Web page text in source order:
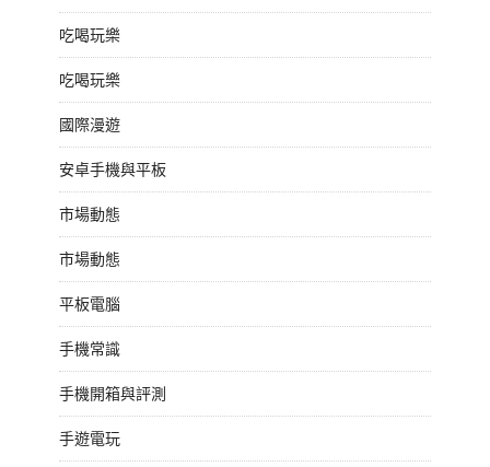
吃喝玩樂
吃喝玩樂
國際漫遊
安卓手機與平板
市場動態
市場動態
平板電腦
手機常識
手機開箱與評測
手遊電玩